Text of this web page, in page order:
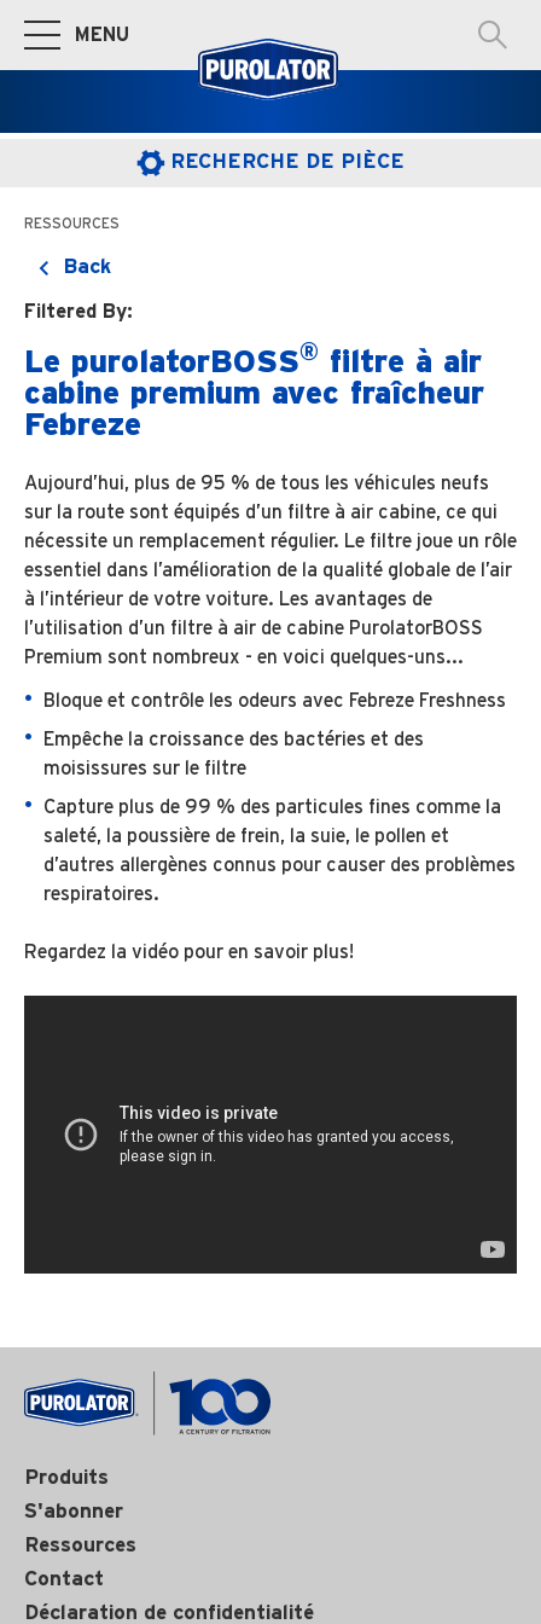
Basculer à la navigation principale
MENU
RECHERCHE DE PIÈCE
RESSOURCES
Back
Filtered By:
Le purolatorBOSS® filtre à air
cabine premium avec fraîcheur
Febreze
Aujourd’hui, plus de 95 % de tous les véhicules neufs
sur la route sont équipés d’un filtre à air cabine, ce qui
nécessite un remplacement régulier. Le filtre joue un rôle
essentiel dans l’amélioration de la qualité globale de l’air
à l’intérieur de votre voiture. Les avantages de
l’utilisation d’un filtre à air de cabine PurolatorBOSS
Premium sont nombreux - en voici quelques-uns...
Bloque et contrôle les odeurs avec Febreze Freshness
Empêche la croissance des bactéries et des
moisissures sur le filtre
Capture plus de 99 % des particules fines comme la
saleté, la poussière de frein, la suie, le pollen et
d’autres allergènes connus pour causer des problèmes
respiratoires.
Regardez la vidéo pour en savoir plus!
Produits
S'abonner
Ressources
Contact
Déclaration de confidentialité